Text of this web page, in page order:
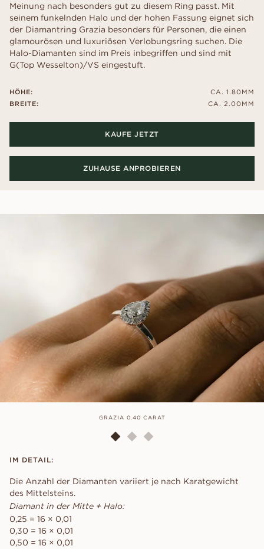
Meinung nach besonders gut zu diesem Ring passt. Mit
seinem funkelnden Halo und der hohen Fassung eignet sich
der Diamantring Grazia besonders für Personen, die einen
glamourösen und luxuriösen Verlobungsring suchen. Die
Halo-Diamanten sind im Preis inbegriffen und sind mit
G(Top Wesselton)/VS eingestuft.
HÖHE:
BREITE:
CA. 1.80MM
CA. 2.00MM
KAUFE JETZT
ZUHAUSE ANPROBIEREN
GRAZIA 0.40 CARAT
IM DETAIL:
Die Anzahl der Diamanten variiert je nach Karatgewicht
des Mittelsteins.
Diamant in der Mitte + Halo:
0,25 = 16 × 0,01
0,30 = 16 × 0,01
0,50 = 16 × 0,01